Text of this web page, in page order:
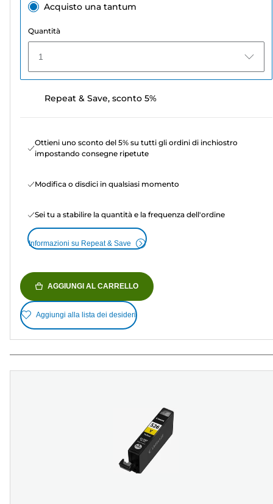
Acquisto una tantum
Quantità
1
Repeat & Save, sconto 5%
Ottieni uno sconto del 5% su tutti gli ordini di inchiostro
impostando consegne ripetute
Modifica o disdici in qualsiasi momento
Sei tu a stabilire la quantità e la frequenza dell'ordine
Informazioni su Repeat & Save
AGGIUNGI AL CARRELLO
Aggiungi alla lista dei desideri